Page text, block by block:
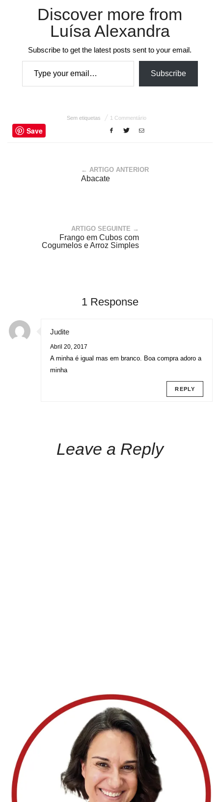
Discover more from
Luísa Alexandra
Subscribe to get the latest posts sent to your email.
Type your email…
Subscribe
Sem etiquetas 1 Commentário
Save
← ARTIGO ANTERIOR
Abacate
ARTIGO SEGUINTE →
Frango em Cubos com
Cogumelos e Arroz Simples
1 Response
Judite
Abril 20, 2017
A minha é igual mas em branco. Boa compra adoro a
minha
REPLY
Leave a Reply